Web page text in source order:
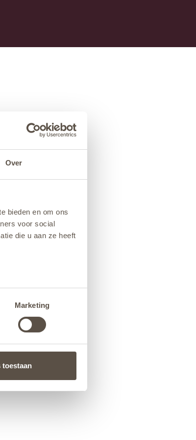
Over
bieden en om ons
voor social
die u aan ze heeft
Marketing
toestaan